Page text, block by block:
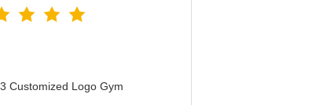
Customized Logo Gym